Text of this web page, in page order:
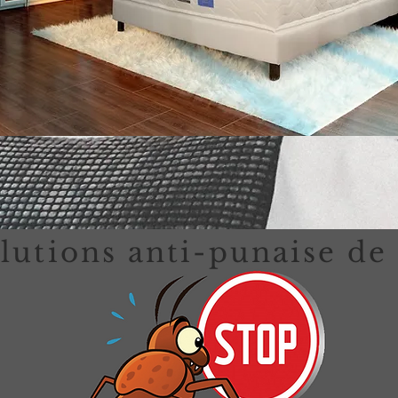
anti-punaise